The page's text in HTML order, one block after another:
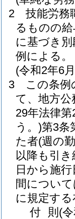
2
技能労務
るものの
に基づき
例による。
(令和2年6
3
この条例
て、地方
29年法律第
う。)第3条
た者(週の
以降も引
日から施
間につい
に規定す
付 則 (